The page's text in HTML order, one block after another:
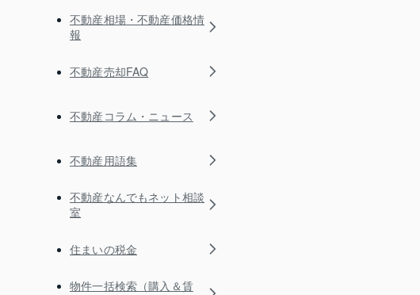
不動産相場・不動産価格情
報
不動産売却FAQ
不動産コラム・ニュース
不動産用語集
不動産なんでもネット相談
室
住まいの税金
物件一括検索（購入＆賃